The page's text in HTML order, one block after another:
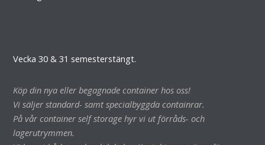
Vecka 30 & 31 semesterstängt.
Köp din nya eller begagnade container hos oss!
Vi säljer standard- samt specialbyggda containrar.
På vår container self storage hyr vi ut förråds- och
lagerutrymmen.